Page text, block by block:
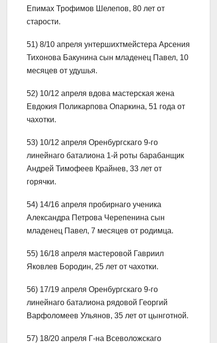
Епимах Трофимов Шелепов, 80 лет от
старости.
51) 8/10 апреля унтершихтмейстера Арсения
Тихонова Бакунина сын младенец Павел, 10
месяцев от удушья.
52) 10/12 апреля вдова мастерская жена
Евдокия Поликарпова Опаркина, 51 года от
чахотки.
53) 10/12 апреля Оренбургскаго 9-го
линейнаго баталиона 1-й роты барабанщик
Андрей Тимофеев Крайнев, 33 лет от
горячки.
54) 14/16 апреля пробирнаго ученика
Александра Петрова Черепенина сын
младенец Павел, 7 месяцев от родимца.
55) 16/18 апреля мастеровой Гавриил
Яковлев Бородин, 25 лет от чахотки.
56) 17/19 апреля Оренбургскаго 9-го
линейнаго баталиона рядовой Георгий
Варфоломеев Ульянов, 35 лет от цынготной.
57) 18/20 апреля Г-на Всеволожскаго